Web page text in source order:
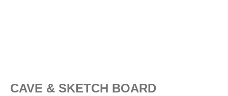
CAVE & SKETCH BOARD